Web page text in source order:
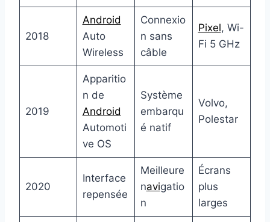
2018
Android
Auto
Wireless
Connexio
n sans
câble
Pixel, Wi-
Fi 5 GHz
2019
Apparitio
n de
Android
Automoti
ve OS
Système
embarqu
é natif
Volvo,
Polestar
2020
Interface
repensée
Meilleure
navigatio
n
Écrans
plus
larges